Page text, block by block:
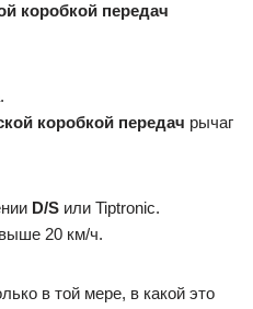
коробкой передач
коробкой передач рычаг
D/S или Tiptronic.
20 км/ч.
в той мере, в какой это